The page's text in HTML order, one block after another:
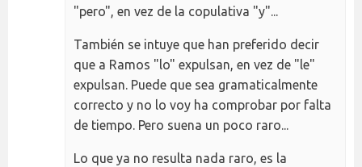
"pero", en vez de la copulativa "y"...
También se intuye que han preferido decir
que a Ramos "lo" expulsan, en vez de "le"
expulsan. Puede que sea gramaticalmente
correcto y no lo voy ha comprobar por falta
de tiempo. Pero suena un poco raro...
Lo que ya no resulta nada raro, es la